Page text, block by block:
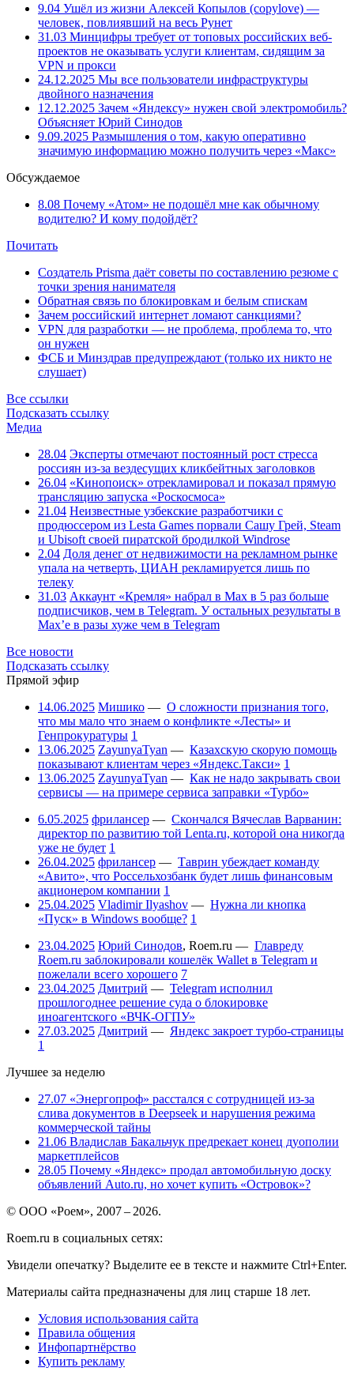
9.04 Ушёл из жизни Алексей Копылов (copylove) —
человек, повлиявший на весь Рунет
31.03 Минцифры требует от топовых российских веб-
проектов не оказывать услуги клиентам, сидящим за
VPN и прокси
24.12.2025 Мы все пользователи инфраструктуры
двойного назначения
12.12.2025 Зачем «Яндексу» нужен свой электромобиль?
Объясняет Юрий Синодов
9.09.2025 Размышления о том, какую оперативно
значимую информацию можно получить через «Макс»
Обсуждаемое
8.08 Почему «Атом» не подошёл мне как обычному
водителю? И кому подойдёт?
Почитать
Создатель Prisma даёт советы по составлению резюме с
точки зрения нанимателя
Обратная связь по блокировкам и белым спискам
Зачем российский интернет ломают санкциями?
VPN для разработки — не проблема, проблема то, что
он нужен
ФСБ и Минздрав предупреждают (только их никто не
слушает)
Все ссылки
Подсказать ссылку
Медиа
28.04 Эксперты отмечают постоянный рост стресса
россиян из-за вездесущих кликбейтных заголовков
26.04 «Кинопоиск» отрекламировал и показал прямую
трансляцию запуска «Роскосмоса»
21.04 Неизвестные узбекские разработчики с
продюссером из Lesta Games порвали Сашу Грей, Steam
и Ubisoft своей пиратской бродилкой Windrose
2.04 Доля денег от недвижимости на рекламном рынке
упала на четверть, ЦИАН рекламируется лишь по
телеку
31.03 Аккаунт «Кремля» набрал в Max в 5 раз больше
подписчиков, чем в Telegram. У остальных результаты в
Max’е в разы хуже чем в Telegram
Все новости
Подсказать ссылку
Прямой эфир
14.06.2025 Мишико — О сложности признания того,
что мы мало что знаем о конфликте «Лесты» и
Генпрокуратуры 1
13.06.2025 ZayunyaTyan — Казахскую скорую помощь
показывают клиентам через «Яндекс.Такси» 1
13.06.2025 ZayunyaTyan — Как не надо закрывать свои
сервисы — на примере сервиса заправки «Турбо»
6.05.2025 фрилансер — Скончался Вячеслав Варванин:
директор по развитию той Lenta.ru, которой она никогда
уже не будет 1
26.04.2025 фрилансер — Таврин убеждает команду
«Авито», что Россельхозбанк будет лишь финансовым
акционером компании 1
25.04.2025 Vladimir Ilyashov — Нужна ли кнопка
«Пуск» в Windows вообще? 1
23.04.2025 Юрий Синодов, Roem.ru — Главреду
Roem.ru заблокировали кошелёк Wallet в Telegram и
пожелали всего хорошего 7
23.04.2025 Дмитрий — Telegram исполнил
прошлогоднее решение суда о блокировке
иноагентского «ВЧК-ОГПУ»
27.03.2025 Дмитрий — Яндекс закроет турбо-страницы
1
Лучшее за неделю
27.07 «Энергопроф» расстался с сотрудницей из-за
слива документов в Deepseek и нарушения режима
коммерческой тайны
21.06 Владислав Бакальчук предрекает конец дуополии
маркетплейсов
28.05 Почему «Яндекс» продал автомобильную доску
объявлений Auto.ru, но хочет купить «Островок»?
© ООО «Роем», 2007 – 2026.
Roem.ru в социальных сетях:
Увидели опечатку? Выделите ее в тексте и нажмите Ctrl+Enter.
Материалы сайта предназначены для лиц старше 18 лет.
Условия использования сайта
Правила общения
Инфопартнёрство
Купить рекламу